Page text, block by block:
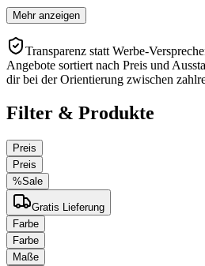
Mehr anzeigen
Transparenz statt Werbe-
Angebote sortiert nach Preis und
dir bei der Orientierung zwischen
Filter & Produkte
Preis
Preis
%Sale
Gratis Lieferung
Farbe
Farbe
Maße